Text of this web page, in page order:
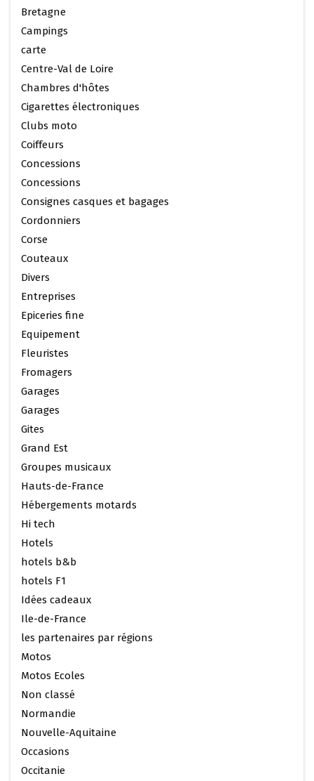
Bretagne
Campings
carte
Centre-Val de Loire
Chambres d'hôtes
Cigarettes électroniques
Clubs moto
Coiffeurs
Concessions
Concessions
Consignes casques et bagages
Cordonniers
Corse
Couteaux
Divers
Entreprises
Epiceries fine
Equipement
Fleuristes
Fromagers
Garages
Garages
Gites
Grand Est
Groupes musicaux
Hauts-de-France
Hébergements motards
Hi tech
Hotels
hotels b&b
hotels F1
Idées cadeaux
Ile-de-France
les partenaires par régions
Motos
Motos Ecoles
Non classé
Normandie
Nouvelle-Aquitaine
Occasions
Occitanie